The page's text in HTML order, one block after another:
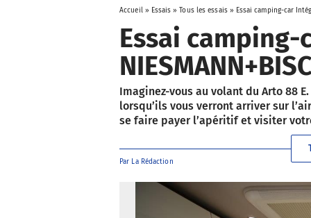
Accueil» Essais »Tous les essais» Essai camping-car
Essai
Imaginez-vous au volant du Arto 88
lorsqu’ils vous verront arriver sur
se faire payer l’apéritif et visiter
Par La Rédaction